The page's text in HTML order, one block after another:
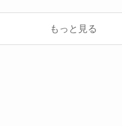
もっと見る